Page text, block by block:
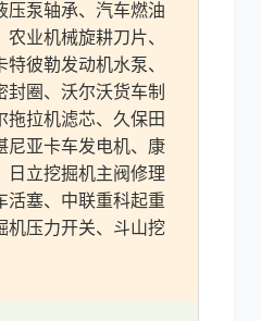
压泵轴承、汽车燃油
业机械旋耕刀片、
彼勒发动机水泵、
封圈、沃尔沃货车制
拖拉机滤芯、久保田
尼亚卡车发电机、康
日立挖掘机主阀修理
活塞、中联重科起重
机压力开关、斗山挖